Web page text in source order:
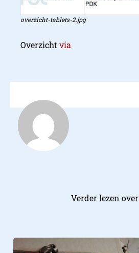
overzicht-tablets-2.jpg
Overzicht via
Verder lezen over